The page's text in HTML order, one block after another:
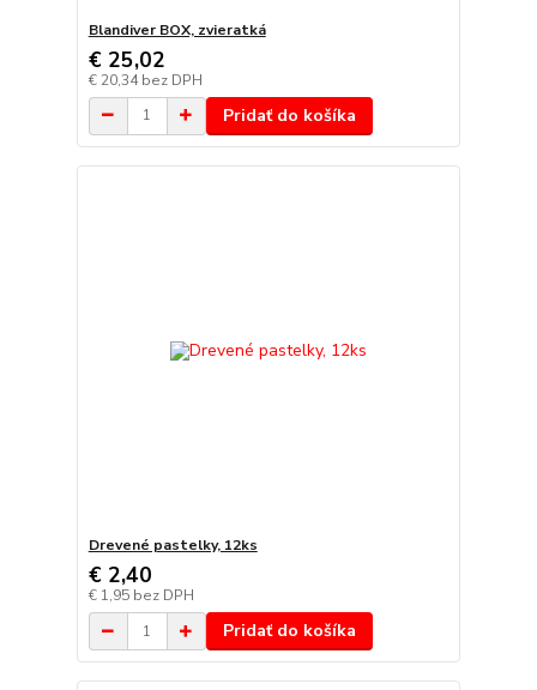
Blandiver BOX, zvieratká
€ 25,02
€ 20,34bez DPH
Pridať do košíka
Drevené pastelky, 12ks
€ 2,40
€ 1,95 bez DPH
Pridať do košíka